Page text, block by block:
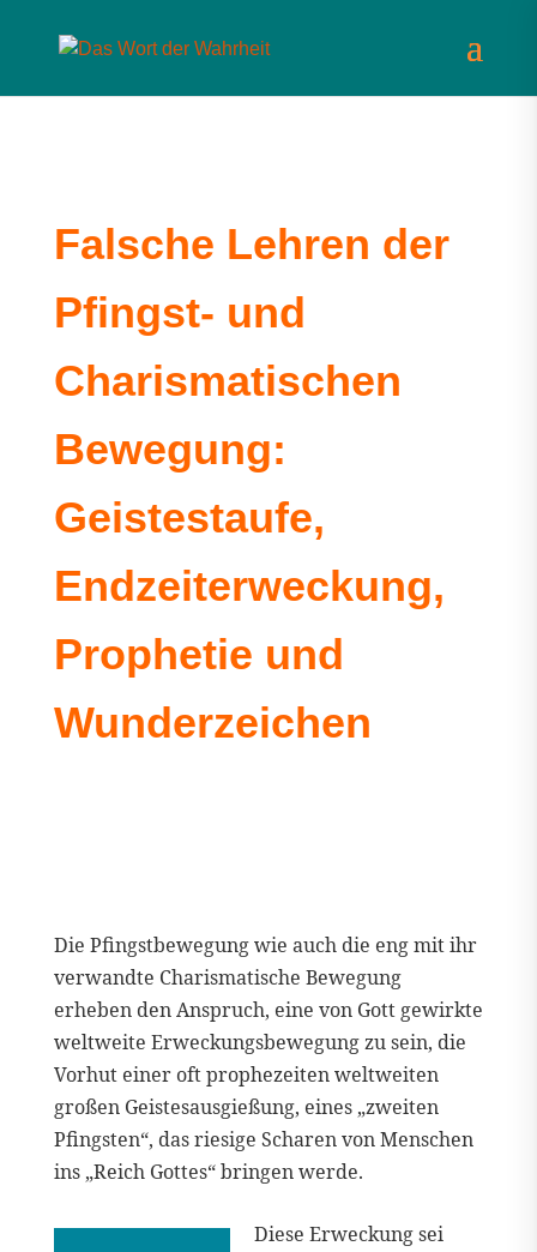
Falsche Lehren der
Pfingst- und
Charismatischen
Bewegung:
Geistestaufe,
Endzeiterweckung,
Prophetie und
Wunderzeichen
Die Pfingstbewegung wie auch die eng mit ihr
verwandte Charismatische Bewegung
erheben den Anspruch, eine von Gott gewirkte
weltweite Erweckungsbewegung zu sein, die
Vorhut einer oft prophezeiten weltweiten
großen Geistesausgießung, eines „zweiten
Pfingsten“, das riesige Scharen von Menschen
ins „Reich Gottes“ bringen werde.
Diese Erweckung sei